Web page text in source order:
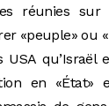
réunies
«peuple» ou
qu’Israël
en «État»